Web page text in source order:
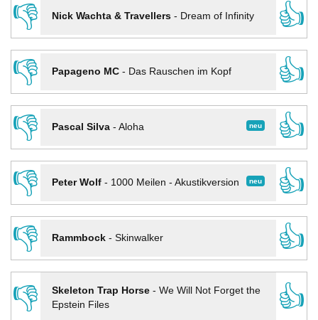
👎
Nick Wachta & Travellers- Dream of Infinity
👍
👎
Papageno MC- Das Rauschen im Kopf
👍
👎
neu
Pascal Silva- Aloha
👍
👎
neu
Peter Wolf- 1000 Meilen - Akustikversion
👍
👎
Rammbock- Skinwalker
👍
👎
Skeleton Trap Horse- We Will Not Forget the
Epstein Files
👍